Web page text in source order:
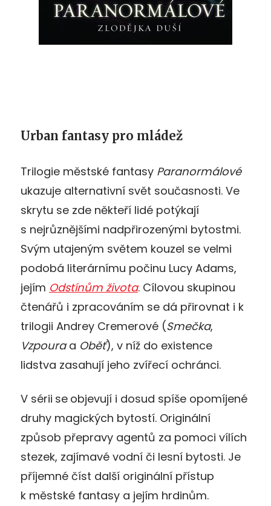
Urban fantasy pro mládež
Trilogie městské fantasy Paranormálové
ukazuje alternativní svět současnosti. Ve
skrytu se zde někteří lidé potýkají
s nejrůznějšími nadpřirozenými bytostmi.
Svým utajeným světem kouzel se velmi
podobá literárnímu počinu Lucy Adams,
jejím Odstínům života. Cílovou skupinou
čtenářů i zpracováním se dá přirovnat i k
trilogii Andrey Cremerové (Smečka,
Vzpouraa Oběť), v níž do existence
lidstva zasahují jeho zvířecí ochránci.
V sérii se objevují i dosud spíše opomíjené
druhy magických bytostí. Originální
způsob přepravy agentů za pomoci vílích
stezek, zajímavé vodní či lesní bytosti. Je
příjemné číst další originální přístup
k městské fantasy a jejím hrdinům.